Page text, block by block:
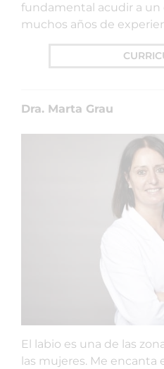
fundamental acudir a un
muchos años de
Dra. Marta Grau
El labio es una de las
las mujeres. Me